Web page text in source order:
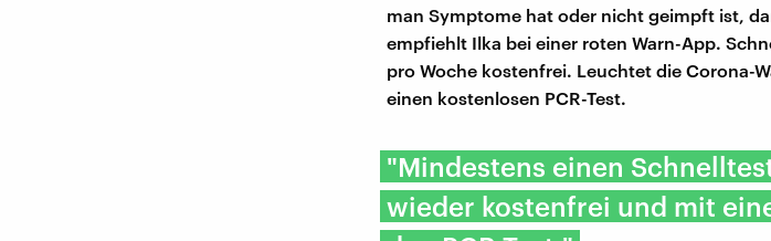
man Symptome hat oder nicht geimpft ist,
empfiehlt Ilka bei einer roten Warn-App.
pro Woche kostenfrei. Leuchtet die Corona-
einen kostenlosen PCR-Test.
"Mindestens einen
wieder kostenfrei und mit